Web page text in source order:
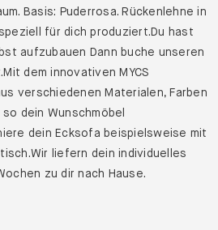
Basis: Puderrosa. Rückenlehne in
für dich produziert.Du hast
aufzubauen Dann buche unseren
dem innovativen MYCS
verschiedenen Materialen, Farben
dein Wunschmöbel
dein Ecksofa beispielsweise mit
liefern dein individuelles
zu dir nach Hause.